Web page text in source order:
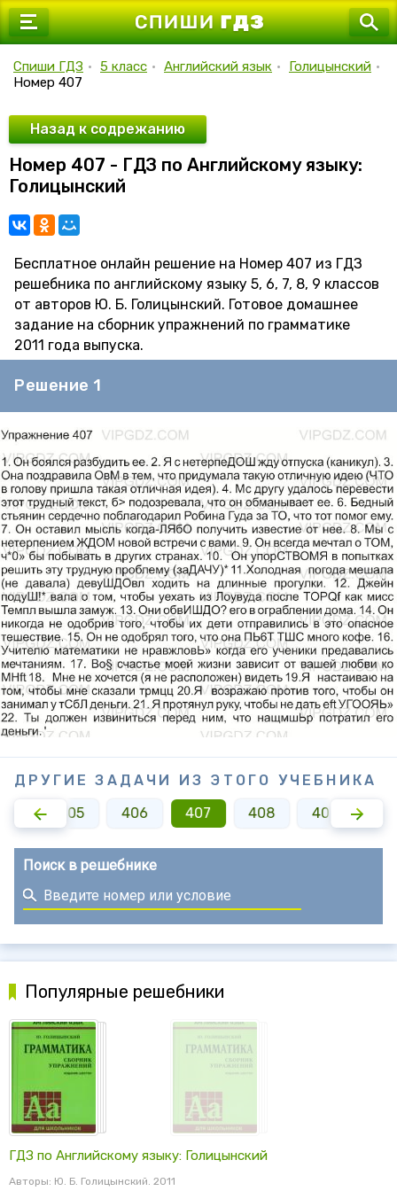
7 класс
9 класс
10 класс
11 класс
Спиши ГДЗ • 5 класс • Английский язык • Голицынский •
Номер 407
Назад к содрежанию
Номер 407 - ГДЗ по Английскому языку:
Голицынский
Бесплатное онлайн решение на Номер 407 из ГДЗ
решебника по английскому языку 5, 6, 7, 8, 9 классов
от авторов Ю. Б. Голицынский. Готовое домашнее
задание на сборник упражнений по грамматике
2011 года выпуска.
Решение 1
ДРУГИЕ ЗАДАЧИ ИЗ ЭТОГО УЧЕБНИКА
405 406 407 408 409
Поиск в решебнике
Популярные решебники
ГДЗ по Английскому языку: Голицынский
Авторы: Ю. Б. Голицынский. 2011